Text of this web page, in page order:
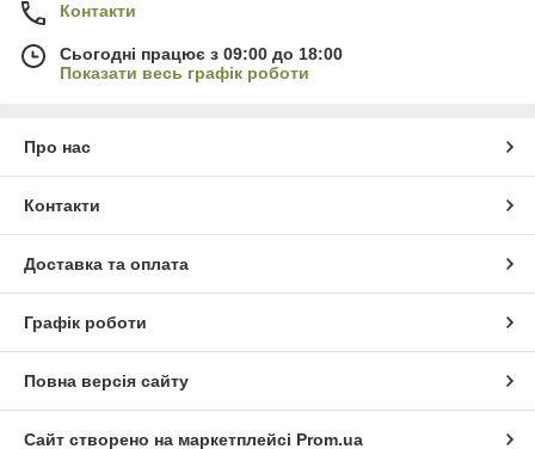
Контакти
Сьогодні працює з 09:00 до 18:00
Показати весь графік роботи
Про нас
Контакти
Доставка та оплата
Графік роботи
Повна версія сайту
Сайт створено на маркетплейсі Prom.ua